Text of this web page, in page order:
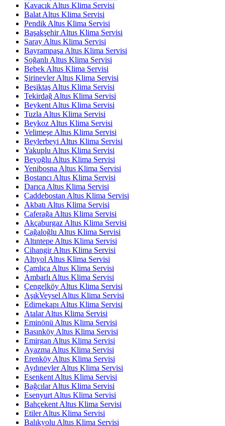
Kavacık Altus Klima Servisi
Balat Altus Klima Servisi
Pendik Altus Klima Servisi
Başakşehir Altus Klima Servisi
Saray Altus Klima Servisi
Bayrampaşa Altus Klima Servisi
Soğanlı Altus Klima Servisi
Bebek Altus Klima Servisi
Şirinevler Altus Klima Servisi
Beşiktaş Altus Klima Servisi
Tekirdağ Altus Klima Servisi
Beykent Altus Klima Servisi
Tuzla Altus Klima Servisi
Beykoz Altus Klima Servisi
Velimeşe Altus Klima Servisi
Beylerbeyi Altus Klima Servisi
Yakuplu Altus Klima Servisi
Beyoğlu Altus Klima Servisi
Yenibosna Altus Klima Servisi
Bostancı Altus Klima Servisi
Darıca Altus Klima Servisi
Caddebostan Altus Klima Servisi
Akbatı Altus Klima Servisi
Caferağa Altus Klima Servisi
Akçaburgaz Altus Klima Servisi
Cağaloğlu Altus Klima Servisi
Altıntepe Altus Klima Servisi
Cihangir Altus Klima Servisi
Altıyol Altus Klima Servisi
Çamlıca Altus Klima Servisi
Ambarlı Altus Klima Servisi
Çengelköy Altus Klima Servisi
AşıkVeysel Altus Klima Servisi
Edirnekapı Altus Klima Servisi
Atalar Altus Klima Servisi
Eminönü Altus Klima Servisi
Basınköy Altus Klima Servisi
Emirgan Altus Klima Servisi
Ayazma Altus Klima Servisi
Erenköy Altus Klima Servisi
Aydınevler Altus Klima Servisi
Esenkent Altus Klima Servisi
Bağcılar Altus Klima Servisi
Esenyurt Altus Klima Servisi
Bahçekent Altus Klima Servisi
Etiler Altus Klima Servisi
Balıkyolu Altus Klima Servisi